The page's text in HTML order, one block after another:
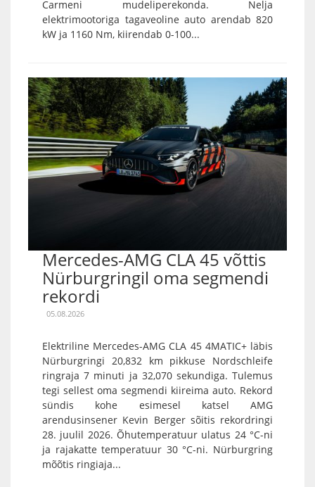
Carmeni mudeliperekonda. Nelja
elektrimootoriga tagaveoline auto arendab 820
kW ja 1160 Nm, kiirendab 0-100...
Mercedes-AMG CLA 45 võttis
Nürburgringil oma segmendi
rekordi
05.08.2026
Elektriline Mercedes-AMG CLA 45 4MATIC+ läbis
Nürburgringi 20,832 km pikkuse Nordschleife
ringraja 7 minuti ja 32,070 sekundiga. Tulemus
tegi sellest oma segmendi kiireima auto. Rekord
sündis kohe esimesel katsel AMG
arendusinsener Kevin Berger sõitis rekordringi
28. juulil 2026. Õhutemperatuur ulatus 24 °C-ni
ja rajakatte temperatuur 30 °C-ni. Nürburgring
mõõtis ringiaja...